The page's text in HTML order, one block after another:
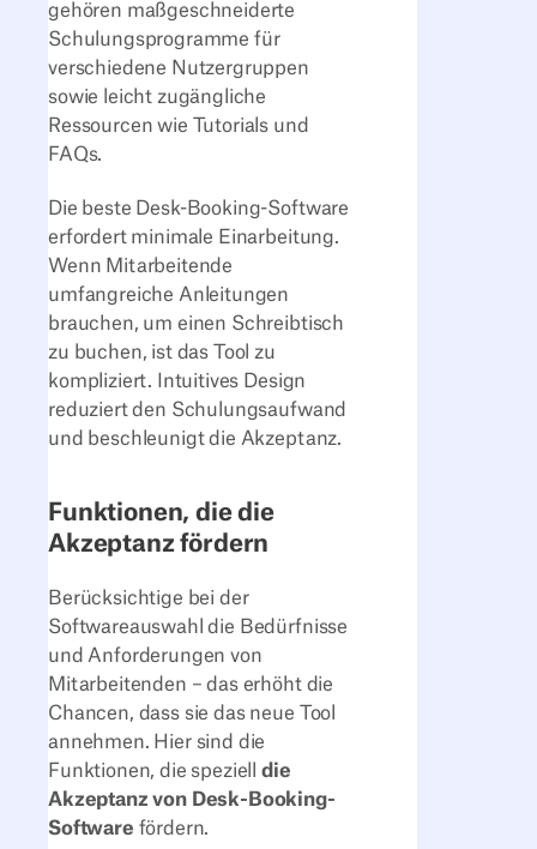
gehören maßgeschneiderte
Schulungsprogramme für
verschiedene Nutzergruppen
sowie leicht zugängliche
Ressourcen wie Tutorials und
FAQs.
Die beste Desk-Booking-Software
erfordert minimale Einarbeitung.
Wenn Mitarbeitende
umfangreiche Anleitungen
brauchen, um einen Schreibtisch
zu buchen, ist das Tool zu
kompliziert. Intuitives Design
reduziert den Schulungsaufwand
und beschleunigt die Akzeptanz.
Funktionen, die die
Akzeptanz fördern
Berücksichtige bei der
Softwareauswahl die Bedürfnisse
und Anforderungen von
Mitarbeitenden – das erhöht die
Chancen, dass sie das neue Tool
annehmen. Hier sind die
Funktionen, die speziell die
Akzeptanz von Desk-Booking-
Software fördern.